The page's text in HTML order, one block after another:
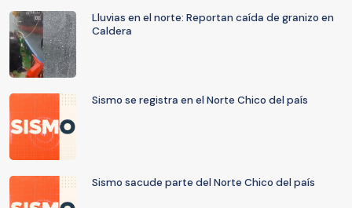
Lluvias en el norte: Reportan caída de granizo en
Caldera
Sismo se registra en el Norte Chico del país
Sismo sacude parte del Norte Chico del país